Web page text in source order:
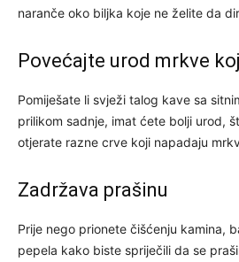
naranče oko biljka koje ne želite da
Povećajte urod mrkve
Pomiješate li svježi talog kave sa
prilikom sadnje, imat ćete bolji urod,
otjerate razne crve koji napadaju
Zadržava prašinu
Prije nego prionete čišćenju kamina,
pepela kako biste spriječili da se